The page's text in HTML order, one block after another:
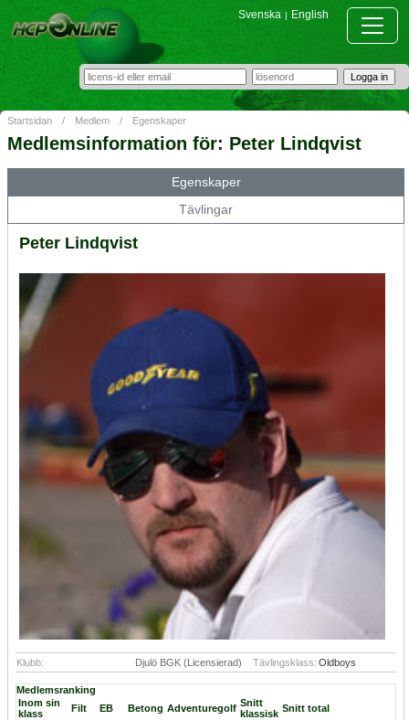
Svenska | English
Startsidan / Medlem / Egenskaper
Medlemsinformation för: Peter Lindqvist
Egenskaper
Tävlingar
Peter Lindqvist
Klubb: Djulö BGK (Licensierad) Tävlingsklass: Oldboys
Medlemsranking
Inom sin
klass
Filt EB Betong Adventuregolf Snitt
klassisk Snitt total